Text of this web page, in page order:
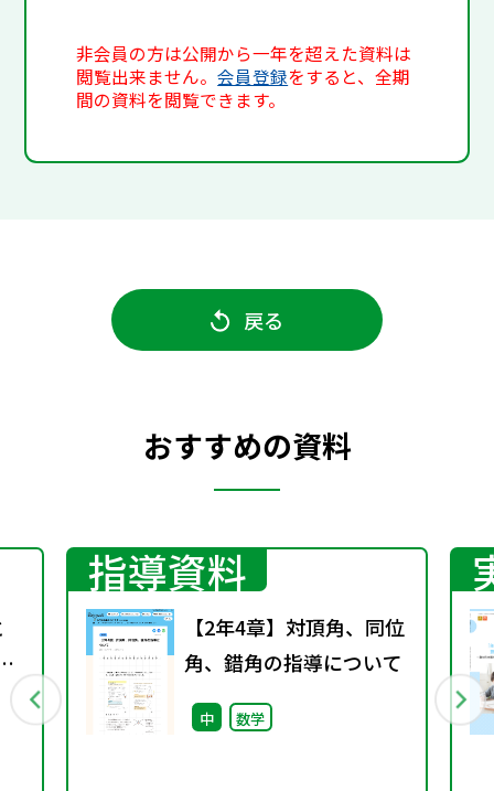
非会員の方は公開から一年を超えた資料は
閲覧出来ません。会員登録をすると、全期
間の資料を閲覧できます。
戻る
おすすめの資料
指導資料
【2年4章】対頂角、同位
角、錯角の指導について
中 数学